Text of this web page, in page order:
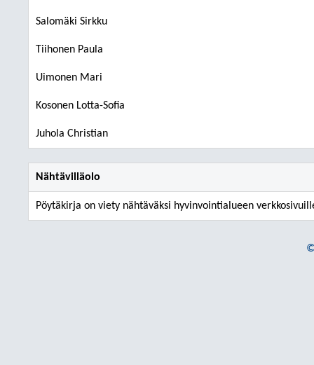
Salomäki Sirkku
Tiihonen Paula
Uimonen Mari
Kosonen Lotta-Sofia
Juhola Christian
Nähtävilläolo
Pöytäkirja on viety nähtäväksi hyvinvointialueen